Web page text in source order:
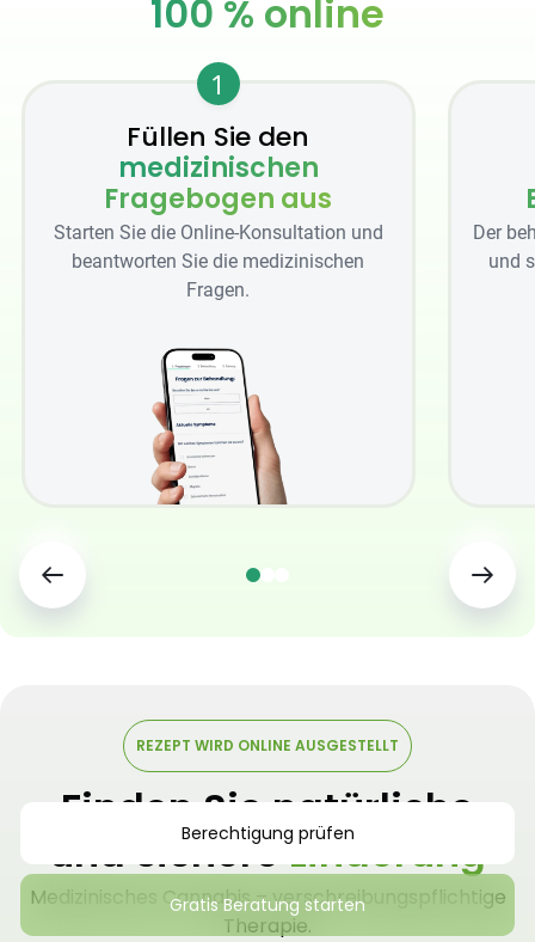
100 % online
1
Füllen Sie den
medizinischen
Fragebogen aus
Starten Sie die Online-Konsultation und
beantworten Sie die medizinischen
Fragen.
Der
und
REZEPT WIRD ONLINE AUSGESTELLT
Finden Sie natürliche
und sichereLinderung
Medizinisches Cannabis – verschreibungspflichtige
Therapie.
Berechtigung prüfen
Gratis Beratung starten